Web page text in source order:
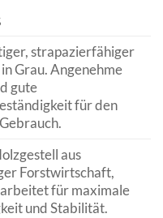
strapazierfähiger
Grau. Angenehme
gute
für den
aus
Forstwirtschaft,
für maximale
und Stabilität.